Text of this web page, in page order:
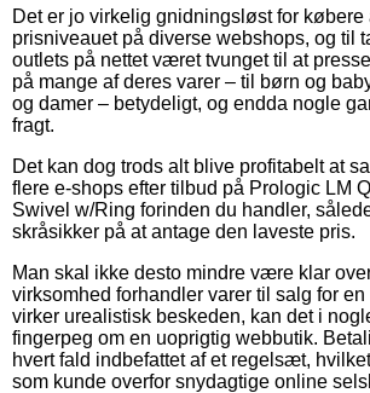
Det er jo virkelig gnidningsløst for købere
prisniveauet på diverse webshops, og til
outlets på nettet været tvunget til at
på mange af deres varer – til børn og
og damer – betydeligt, og endda nogle
fragt.
Det kan dog trods alt blive profitabelt at
flere e-shops efter tilbud på Prologic LM
Swivel w/Ring forinden du handler,
skråsikker på at antage den laveste pris.
Man skal ikke desto mindre være klar
virksomhed forhandler varer til salg for
virker urealistisk beskeden, kan det i
fingerpeg om en uoprigtig webbutik.
hvert fald indbefattet af et regelsæt,
som kunde overfor snydagtige online